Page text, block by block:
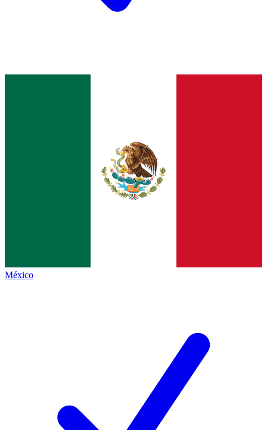
México